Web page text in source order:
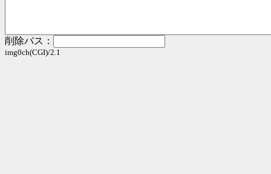
削除パス：
img0ch(CGI)/2.1